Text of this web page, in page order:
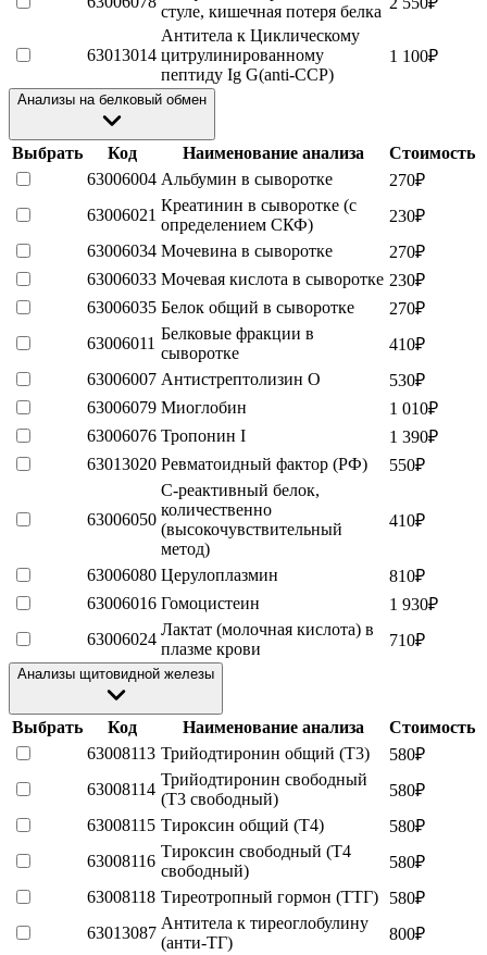
стуле, кишечная потеря белка
63013014
Антитела к Циклическому
цитрулинированному
пептиду Ig G(anti-ССР)
1 100₽
Анализы на белковый обмен
Выбрать Код Наименование анализа
Стоимость
63006004 Альбумин в сыворотке 270₽
63006021
Креатинин в сыворотке (с
определением СКФ)
230₽
63006034 Мочевина в сыворотке 270₽
63006033 Мочевая кислота в сыворотке 230₽
63006035 Белок общий в сыворотке 270₽
63006011
Белковые фракции в
сыворотке
410₽
63006007 Антистрептолизин О 530₽
63006079 Миоглобин 1 010₽
63006076 Тропонин I 1 390₽
63013020 Ревматоидный фактор (РФ) 550₽
63006050
С-реактивный белок,
количественно
(высокочувствительный
метод)
410₽
63006080 Церулоплазмин 810₽
63006016 Гомоцистеин 1 930₽
63006024
Лактат (молочная кислота) в
плазме крови
710₽
Анализы щитовидной железы
Выбрать Код Наименование анализа
Стоимость
63008113 Трийодтиронин общий (Т3) 580₽
63008114
Трийодтиронин свободный
(Т3 свободный)
580₽
63008115 Тироксин общий (Т4) 580₽
63008116
Тироксин свободный (Т4
свободный)
580₽
63008118 Тиреотропный гормон (ТТГ) 580₽
63013087
Антитела к тиреоглобулину
(анти-ТГ)
800₽